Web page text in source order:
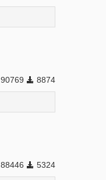
90769 8874
88446 5324